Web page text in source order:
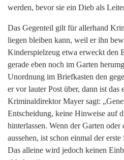
werden, bevor sie ein Dieb als
Das Gegenteil gilt für allerhand
liegen bleiben kann, weil er ihn
Kinderspielzeug etwa erweckt den
gerade eben noch im Garten
Unordnung im Briefkasten den
er vor lauter Post über, dann ist
Kriminaldirektor Mayer sagt:
Entscheidung, keine Hinweise auf
hinterlassen. Wenn der Garten oder
aussehen, ist schon einmal der
Das alleine wird jedoch keinen